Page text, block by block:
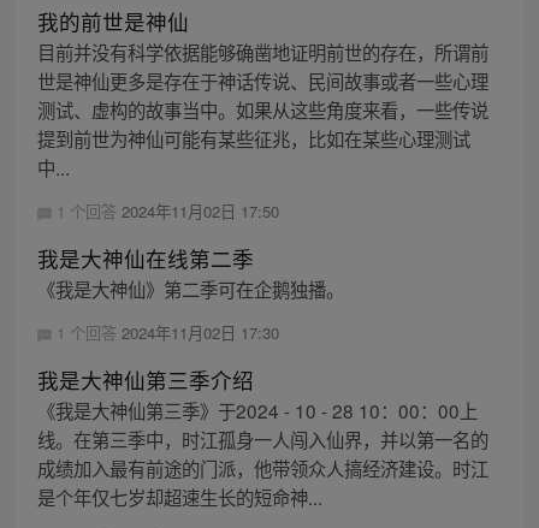
我的前世是神仙
目前并没有科学依据能够确凿地证明前世的存在，所谓前
世是神仙更多是存在于神话传说、民间故事或者一些心理
测试、虚构的故事当中。如果从这些角度来看，一些传说
提到前世为神仙可能有某些征兆，比如在某些心理测试
中...
1 个回答 2024年11月02日 17:50
我是大神仙在线第二季
《我是大神仙》第二季可在企鹅独播。
1 个回答 2024年11月02日 17:30
我是大神仙第三季介绍
《我是大神仙第三季》于2024 - 10 - 28 10：00：00上
线。在第三季中，时江孤身一人闯入仙界，并以第一名的
成绩加入最有前途的门派，他带领众人搞经济建设。时江
是个年仅七岁却超速生长的短命神...